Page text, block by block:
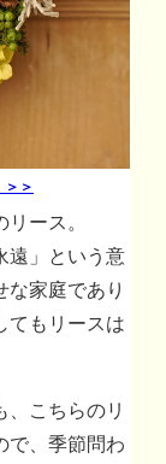
＞
ース。
遠」という意
な家庭であり
てもリースは
、こちらのリ
で、季節問わ